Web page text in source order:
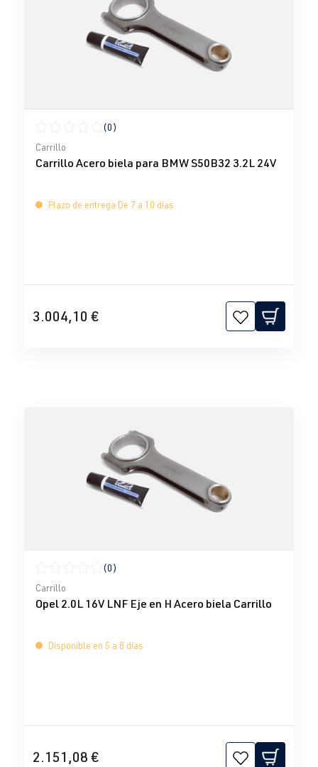
Calificación promedio de 0 de 5 estrellas
(0)
Carrillo
Carrillo Acero biela para BMW S50B32 3.2L 24V
Plazo de entrega De 7 a 10 días
3.004,10 €
Calificación promedio de 0 de 5 estrellas
(0)
Carrillo
Opel 2.0L 16V LNF Eje en H Acero biela Carrillo
Disponible en 5 a 8 días
2.151,08 €